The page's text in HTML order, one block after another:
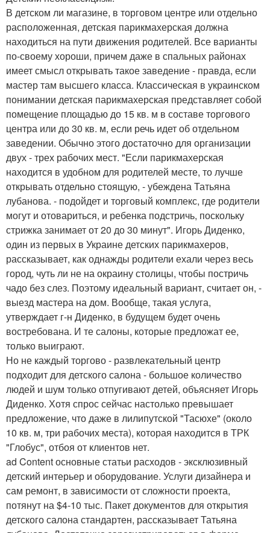
В детском ли магазине, в торговом центре или отдельно
расположенная, детская парикмахерская должна
находиться на пути движения родителей. Все варианты
по-своему хороши, причем даже в спальных районах
имеет смысл открывать такое заведение - правда, если
мастер там высшего класса. Классическая в украинском
понимании детская парикмахерская представляет собой
помещение площадью до 15 кв. м в составе торгового
центра или до 30 кв. м, если речь идет об отдельном
заведении. Обычно этого достаточно для организации
двух - трех рабочих мест. "Если парикмахерская
находится в удобном для родителей месте, то лучше
открывать отдельно стоящую, - убеждена Татьяна
лубанова. - подойдет и торговый комплекс, где родители
могут и отовариться, и ребенка подстричь, поскольку
стрижка занимает от 20 до 30 минут". Игорь Диденко,
один из первых в Украине детских парикмахеров,
рассказывает, как однажды родители ехали через весь
город, чуть ли не на окраину столицы, чтобы постричь
чадо без слез. Поэтому идеальный вариант, считает он, -
выезд мастера на дом. Вообще, такая услуга,
утверждает г-н Диденко, в будущем будет очень
востребована. И те салоны, которые предложат ее,
только выиграют.
Но не каждый торгово - развлекательный центр
подходит для детского салона - большое количество
людей и шум только отпугивают детей, объясняет Игорь
Диденко. Хотя спрос сейчас настолько превышает
предложение, что даже в лилипутской "Тасюхе" (около
10 кв. м, три рабочих места), которая находится в ТРК
"Глобус", отбоя от клиентов нет.
ad Content основные статьи расходов - эксклюзивный
детский интерьер и оборудование. Услуги дизайнера и
сам ремонт, в зависимости от сложности проекта,
потянут на $4-10 тыс. Пакет документов для открытия
детского салона стандартен, рассказывает Татьяна